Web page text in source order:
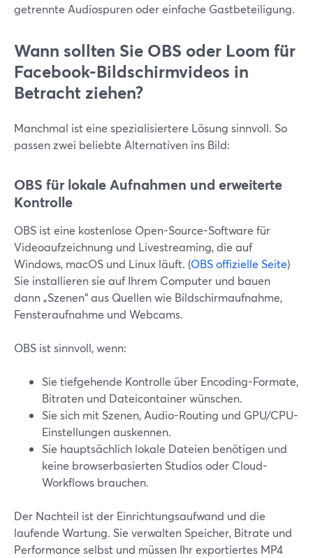
getrennte Audiospuren oder einfache Gastbeteiligung.
Wann sollten Sie OBS oder Loom für
Facebook-Bildschirmvideos in
Betracht ziehen?
Manchmal ist eine spezialisiertere Lösung sinnvoll. So
passen zwei beliebte Alternativen ins Bild:
OBS für lokale Aufnahmen und erweiterte
Kontrolle
OBS ist eine kostenlose Open-Source-Software für
Videoaufzeichnung und Livestreaming, die auf
Windows, macOS und Linux läuft. (OBS offizielle Seite)
Sie installieren sie auf Ihrem Computer und bauen
dann „Szenen“ aus Quellen wie Bildschirmaufnahme,
Fensteraufnahme und Webcams.
OBS ist sinnvoll, wenn:
Sie tiefgehende Kontrolle über Encoding-Formate,
Bitraten und Dateicontainer wünschen.
Sie sich mit Szenen, Audio-Routing und GPU/CPU-
Einstellungen auskennen.
Sie hauptsächlich lokale Dateien benötigen und
keine browserbasierten Studios oder Cloud-
Workflows brauchen.
Der Nachteil ist der Einrichtungsaufwand und die
laufende Wartung. Sie verwalten Speicher, Bitrate und
Performance selbst und müssen Ihr exportiertes MP4